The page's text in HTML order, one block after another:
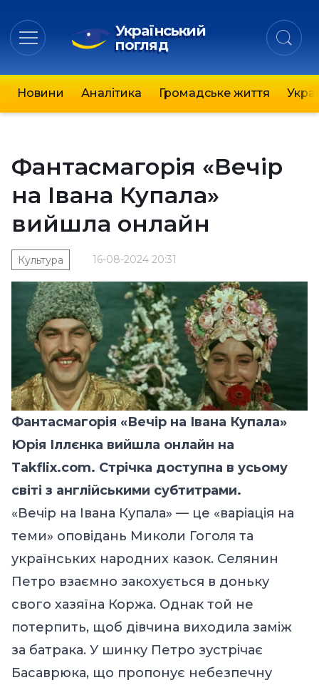
Український
погляд
Новини Аналітика Громадське життя
Фантасмагорія «Вечір
на Івана Купала»
вийшла онлайн
16-08-2024 20:31
Культура
Фантасмагорія «Вечір на Івана Купала»
Юрія Іллєнка вийшла онлайн на
Takflix.com. Стрічка доступна в усьому
світі з англійськими субтитрами.
«Вечір на Івана Купала» — це «варіація на
теми» оповідань Миколи Гоголя та
українських народних казок. Селянин
Петро взаємно закохується в доньку
свого хазяїна Коржа. Однак той не
потерпить, щоб дівчина виходила заміж
за батрака. У шинку Петро зустрічає
Басаврюка, що пропонує небезпечну